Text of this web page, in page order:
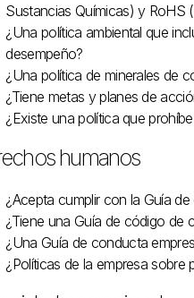
Sustancias Químicas) y RoHS
¿Una política ambiental que
desempeño?
¿Una política de minerales de
¿Tiene metas y planes de
¿Existe una política que
humanos
¿Acepta cumplir con la Guía
¿Tiene una Guía de código de
¿Una Guía de conducta
¿Políticas de la empresa